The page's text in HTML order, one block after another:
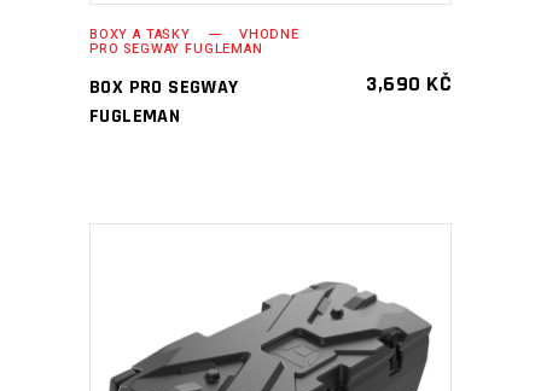
BOXY A TAŠKY VHODNÉ
PRO SEGWAY FUGLEMAN
BOX PRO SEGWAY
FUGLEMAN
3,690 KČ